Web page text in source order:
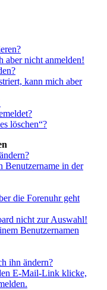
aber nicht anmelden!
kann mich aber
löschen“?
Benutzername in der
die Forenuhr geht
nicht zur Auswahl!
Benutzernamen
ihn ändern?
E-Mail-Link klicke,